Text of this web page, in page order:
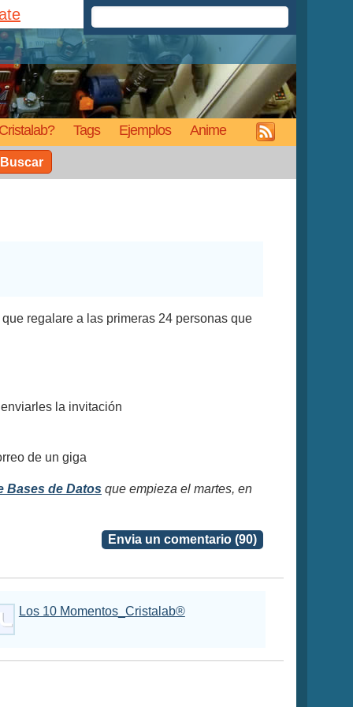
Tags Ejemplos Anime
Buscar
regalare a las primeras 24 personas que
la invitación
de un giga
Bases de Datos que empieza el martes, en
Envia un comentario (90)
Los 10 Momentos_Cristalab®